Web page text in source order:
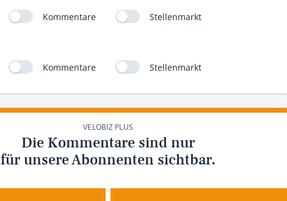
Kommentare Stellenmarkt
Kommentare Stellenmarkt
VELOBIZ PLUS
Die Kommentare sind nur
für unsere Abonnenten sichtbar.